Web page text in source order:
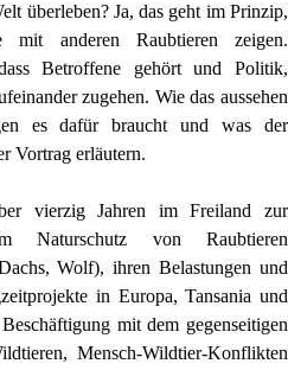
überleben? Ja, das geht im Prinzip,
mit anderen Raubtieren zeigen.
Betroffene gehört und Politik,
zugehen. Wie das aussehen
es dafür braucht und was der
Vortrag erläutern.
vierzig Jahren im Freiland zur
Naturschutz von Raubtieren
Wolf), ihren Belastungen und
in Europa, Tansania und
mit dem gegenseitigen
Mensch-Wildtier-Konflikten